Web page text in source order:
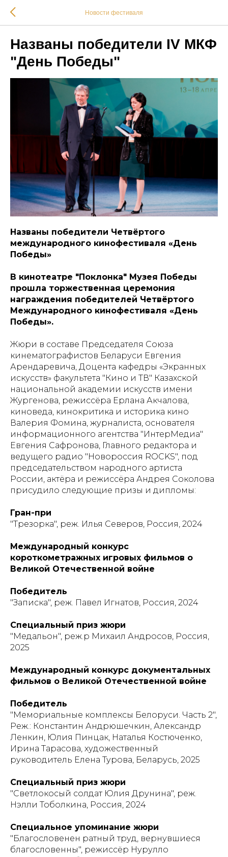
Новости фестиваля
Названы победители IV МКФ
"День Победы"
Названы победители Четвёртого
международного кинофестиваля «День
Победы»
В кинотеатре "Поклонка" Музея Победы
прошла торжественная церемония
награждения победителей Четвёртого
Международного кинофестиваля «День
Победы».
Жюри в составе Председателя Союза
кинематографистов Беларуси Евгения
Арендаревича, Доцента кафедры «Экранных
искусств» факультета "Кино и ТВ" Казахской
национальной академии искусств имени
Жургенова, режиссёра Ерлана Акчалова,
киноведа, кинокритика и историка кино
Валерия Фомина, журналиста, основателя
информационного агентства "ИнтерМедиа"
Евгения Сафронова, Главного редактора и
ведущего радио "Новороссия ROCKS", под
председательством народного артиста
России, актёра и режиссёра Андрея Соколова
присудило следующие призы и дипломы:
Гран-при
"Трезорка", реж. Илья Северов, Россия, 2024
Международный конкурс
короткометражных игровых фильмов о
Великой Отечественной войне
Победитель
"Записка", реж. Павел Игнатов, Россия, 2024
Специальный приз жюри
"Медальон", реж.р Михаил Андросов, Россия,
2025
Международный конкурс документальных
фильмов о Великой Отечественной войне
Победитель
"Мемориальные комплексы Белоруси. Часть 2",
Реж.: Константин Андрюшечкин, Александр
Ленкин, Юлия Пинцак, Наталья Костюченко,
Ирина Тарасова, художественный
руководитель Елена Турова, Беларусь, 2025
Специальный приз жюри
"Светлокосый солдат Юлия Друнина", реж.
Нэлли Тоболкина, Россия, 2024
Специальное упоминание жюри
"Благословенен ратный труд, вернувшиеся
благословенны", режиссёр Нурулло